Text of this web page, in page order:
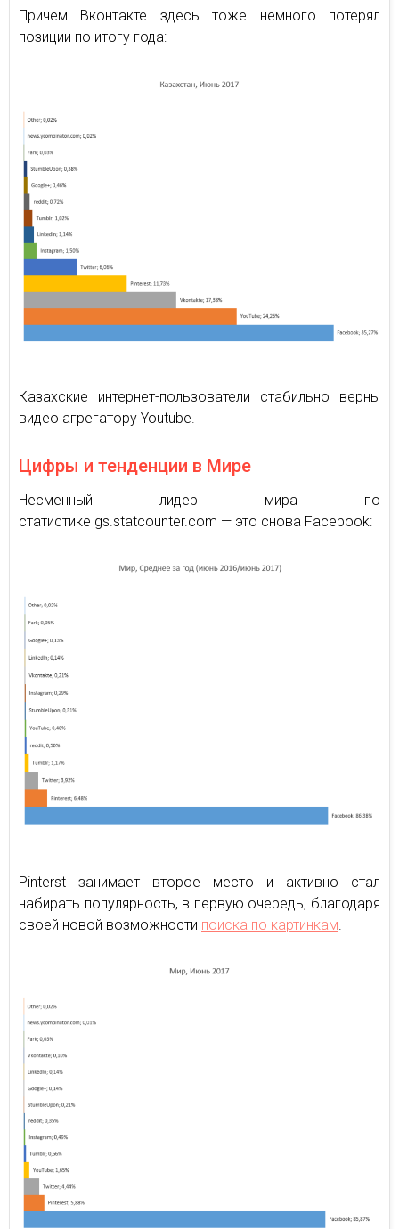
Причем Вконтакте здесь тоже немного потерял
позиции по итогу года:
Казахские интернет-пользователи стабильно верны
видео агрегатору Youtube.
Цифры и тенденции в Мире
Несменный лидер мира по
статистике gs.statcounter.com — это снова Facebook:
Pinterst занимает второе место и активно стал
набирать популярность, в первую очередь, благодаря
своей новой возможности поиска по картинкам